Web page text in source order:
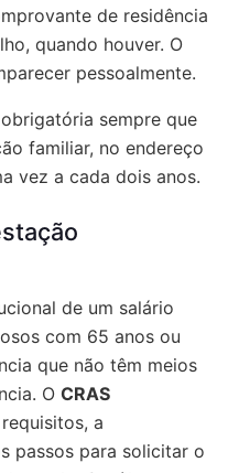
de residência
quando houver. O
pessoalmente.
sempre que
familiar, no endereço
vez a cada dois anos.
de um salário
com 65 anos ou
que não têm meios
O CRAS
a
passos para solicitar o